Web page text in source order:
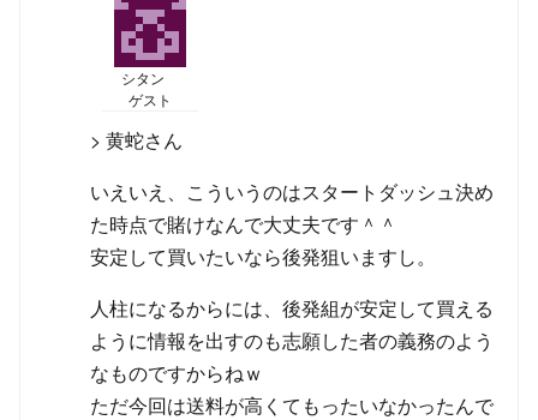
シタン
ゲスト
> 黄蛇さん
いえいえ、こういうのはスタートダッシュ決め
た時点で賭けなんで大丈夫です＾＾
安定して買いたいなら後発狙いますし。
人柱になるからには、後発組が安定して買える
ように情報を出すのも志願した者の義務のよう
なものですからねｗ
ただ今回は送料が高くてもったいなかったんで